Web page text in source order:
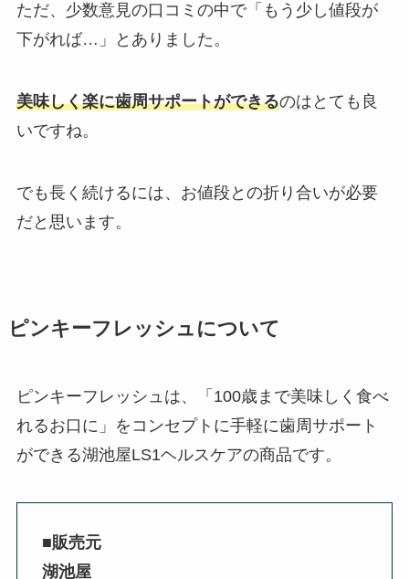
ただ、少数意見の口コミの中で「もう少し値段が
下がれば…」とありました。
美味しく楽に歯周サポートができるのはとても良
いですね。
でも長く続けるには、お値段との折り合いが必要
だと思います。
ピンキーフレッシュについて
ピンキーフレッシュは、「100歳まで美味しく食べ
れるお口に」をコンセプトに手軽に歯周サポート
ができる湖池屋LS1ヘルスケアの商品です。
■販売元
湖池屋